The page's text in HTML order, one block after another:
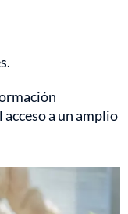
a un amplio